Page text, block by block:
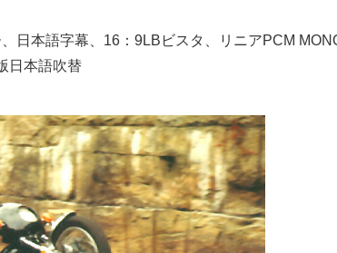
日本語字幕、16：9LBビスタ、リニアPCM
日本語吹替